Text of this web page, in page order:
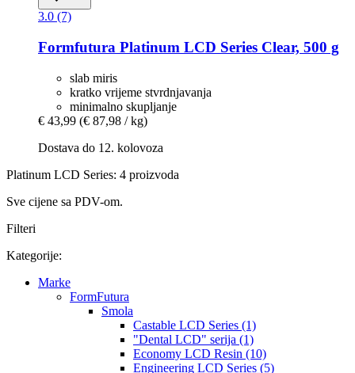
3.0 (7)
Formfutura Platinum LCD Series Clear, 500 g
slab miris
kratko vrijeme stvrdnjavanja
minimalno skupljanje
€ 43,99 (€ 87,98 / kg)
Dostava do 12. kolovoza
Platinum LCD Series: 4 proizvoda
Sve cijene sa PDV-om.
Filteri
Kategorije:
Marke
FormFutura
Smola
Castable LCD Series (1)
"Dental LCD" serija (1)
Economy LCD Resin (10)
Engineering LCD Series (5)